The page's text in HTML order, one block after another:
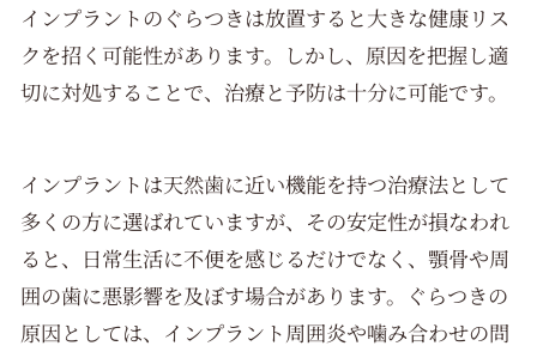
インプラントのぐらつきは放置すると大きな健康リス
クを招く可能性があります。しかし、原因を把握し適
切に対処することで、治療と予防は十分に可能です。
インプラントは天然歯に近い機能を持つ治療法として
多くの方に選ばれていますが、その安定性が損なわれ
ると、日常生活に不便を感じるだけでなく、顎骨や周
囲の歯に悪影響を及ぼす場合があります。ぐらつきの
原因としては、インプラント周囲炎や噛み合わせの問